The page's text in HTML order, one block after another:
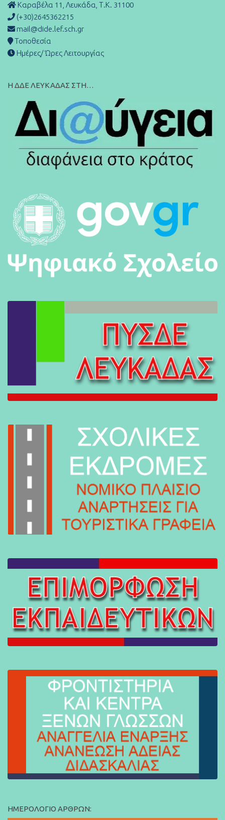
Καραβέλα 11, Λευκάδα, Τ.Κ. 31100
(+30)2645362215
mail@dide.lef.sch.gr
Τοποθεσία
Ημέρες/ Ώρες Λειτουργίας
Η ΔΔΕ ΛΕΥΚΑΔΑΣ ΣΤΗ…
ΗΜΕΡΟΛΌΓΙΟ ΆΡΘΡΩΝ: